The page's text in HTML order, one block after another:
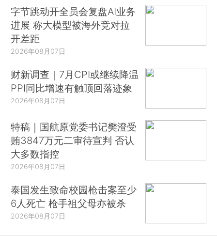
字节跳动开全员会复盘AI业务
进展 称大模型被海外竞对拉
开差距
2026年08月07日
财新调查｜7月CPI或继续降温
PPI同比增速有触顶回落迹象
2026年08月07日
特稿｜国航原党委书记樊澄受
贿3847万元二审待宣判 否认
大多数指控
2026年08月07日
泰国发生致命校园枪击案至少
6人死亡 枪手祖父母亦被杀
2026年08月07日